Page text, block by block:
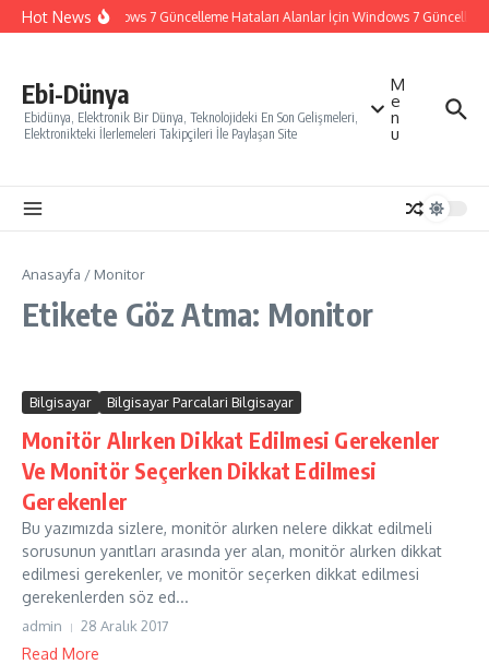
İçeriğe atla
Hot NewsWindows 7 Güncelleme Hataları Alanlar İçin Windows 7
Ebi-Dünya
Ebidünya, Elektronik Bir Dünya, Teknolojideki En Son Gelişmeleri,
Elektronikteki İlerlemeleri Takipçileri İle Paylaşan Site
M
e
n
u
Anasayfa / Monitor
Etikete Göz Atma: Monitor
Bilgisayar Bilgisayar Parcalari Bilgisayar
Monitör Alırken Dikkat Edilmesi Gerekenler
Ve Monitör Seçerken Dikkat Edilmesi
Gerekenler
Bu yazımızda sizlere, monitör alırken nelere dikkat edilmeli
sorusunun yanıtları arasında yer alan, monitör alırken dikkat
edilmesi gerekenler, ve monitör seçerken dikkat edilmesi
gerekenlerden söz ed...
admin 28 Aralık 2017
Read More